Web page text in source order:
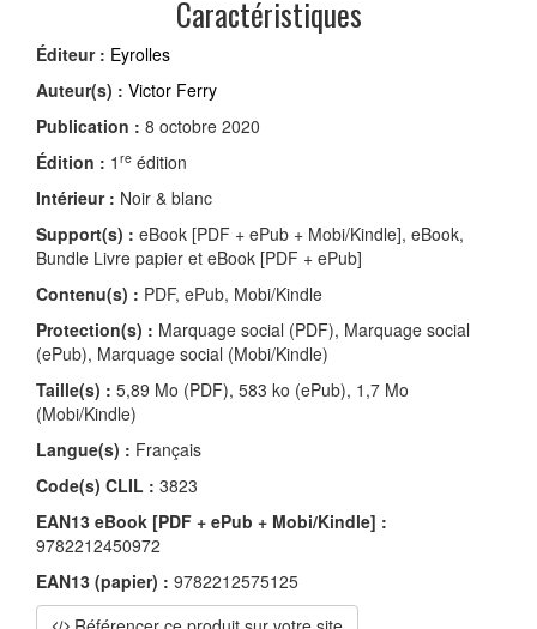
Caractéristiques
Éditeur : Eyrolles
Auteur(s) : Victor Ferry
Publication : 8 octobre 2020
Édition : 1 re édition
Intérieur : Noir & blanc
Support(s) : eBook [PDF + ePub + Mobi/Kindle], eBook,
Bundle Livre papier et eBook [PDF + ePub]
Contenu(s) : PDF, ePub, Mobi/Kindle
Protection(s) : Marquage social (PDF), Marquage social
(ePub), Marquage social (Mobi/Kindle)
Taille(s) : 5,89 Mo (PDF), 583 ko (ePub), 1,7 Mo
(Mobi/Kindle)
Langue(s) : Français
Code(s) CLIL : 3823
EAN13 eBook [PDF + ePub + Mobi/Kindle] :
9782212450972
EAN13 (papier) : 9782212575125